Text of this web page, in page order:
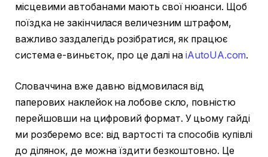
місцевими автобанами мають свої нюанси. Щоб
поїздка не закінчилася величезним штрафом,
важливо заздалегідь розібратися, як працює
система е-виньєток, про це далі наiAutoUA.com.
Словаччина вже давно відмовилася від
паперових наклейок на лобове скло, повністю
перейшовши на цифровий формат. У цьому гайді
ми розберемо все: від вартості та способів купівлі
до ділянок, де можна їздити безкоштовно. Це